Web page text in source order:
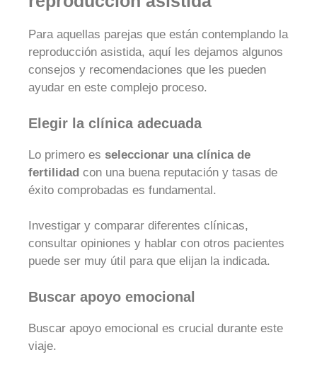
Para aquellas parejas que están contemplando la
reproducción asistida, aquí les dejamos algunos
consejos y recomendaciones que les pueden
ayudar en este complejo proceso.
Elegir la clínica adecuada
Lo primero es seleccionar una clínica de
fertilidad con una buena reputación y tasas de
éxito comprobadas es fundamental.
Investigar y comparar diferentes clínicas,
consultar opiniones y hablar con otros pacientes
puede ser muy útil para que elijan la indicada.
Buscar apoyo emocional
Buscar apoyo emocional es crucial durante este
viaje.